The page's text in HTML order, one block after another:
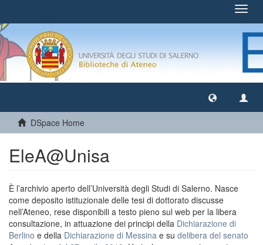
DSpace Home
EleA@Unisa
È l’archivio aperto dell’Università degli Studi di Salerno. Nasce
come deposito istituzionale delle tesi di dottorato discusse
nell’Ateneo, rese disponibili a testo pieno sul web per la libera
consultazione, in attuazione dei principi della Dichiarazione di
Berlino e della Dichiarazione di Messina e su delibera del senato